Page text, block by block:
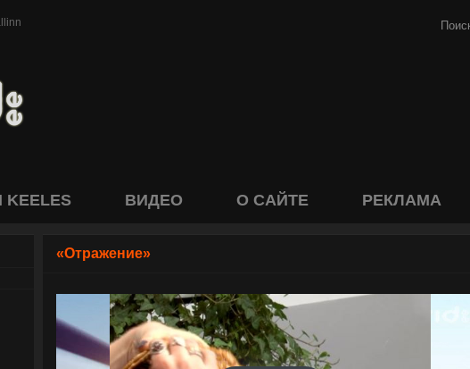
KEELES ВИДЕО О САЙТЕ РЕКЛАМА
«Отражение»